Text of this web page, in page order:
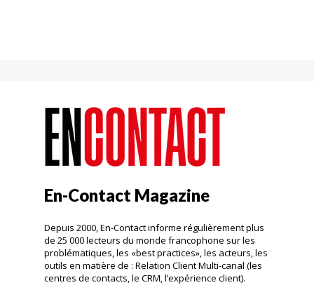
En-Contact Magazine
Depuis 2000, En-Contact informe régulièrement plus
de 25 000 lecteurs du monde francophone sur les
problématiques, les «best practices», les acteurs, les
outils en matière de : Relation Client Multi-canal (les
centres de contacts, le CRM, l’expérience client).